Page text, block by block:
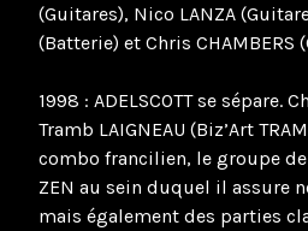
(Guitares), Nico LANZA
(Batterie) et Chris CHAMBERS
1998 : ADELSCOTT se sépare.
Tramb LAIGNEAU (Biz’Art
combo francilien, le groupe de
ZEN au sein duquel il assure
mais également des parties